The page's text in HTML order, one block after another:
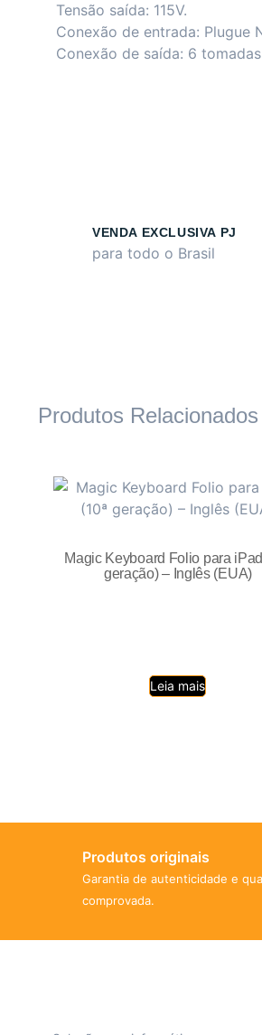
Tensão saída: 115V.
Conexão de entrada: Plugue
Conexão de saída: 6 tomadas
VENDA EXCLUSIVA PJ
para todo o Brasil
Produtos Relacionados
Magic Keyboard Folio para
geração) – Inglês (EUA)
Leia mais
Produtos originais
Garantia de autenticidade e
comprovada.